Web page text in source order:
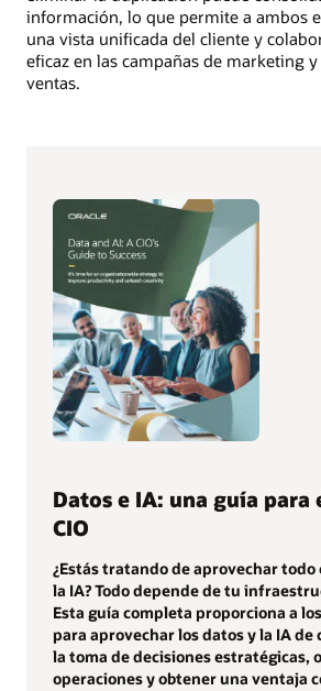
información, lo que permite a ambos
una vista unificada del cliente y
eficaz en las campañas de marketing
ventas.
Datos e IA: una guía para
CIO
¿Estás tratando de aprovechar
la IA? Todo depende de tu
Esta guía completa proporciona a
para aprovechar los datos y la IA de
la toma de decisiones estratégicas,
operaciones y obtener una ventaja